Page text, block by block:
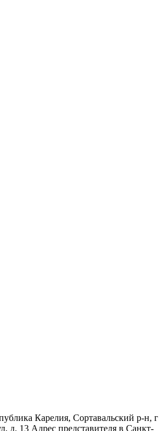
Карелия, Сортавальский р-н, г
д. 13 Адрес представителя в Санкт-